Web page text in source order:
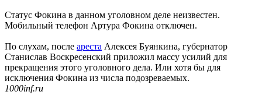
Статус Фокина в данном уголовном деле неизвестен.
Мобильный телефон Артура Фокина отключен.
По слухам, после ареста Алексея Буянкина, губернатор
Станислав Воскресенский приложил массу усилий для
прекращения этого уголовного дела. Или хотя бы для
исключения Фокина из числа подозреваемых.
1000inf.ru